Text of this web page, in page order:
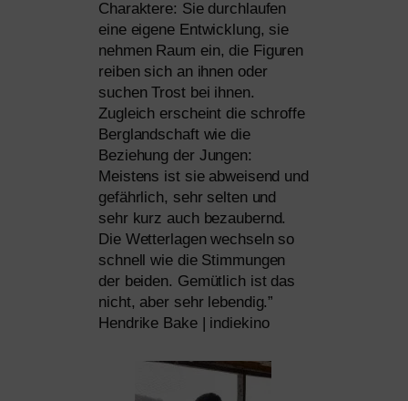
Charaktere: Sie durch­lau­fen
eine eige­ne Entwicklung, sie
neh­men Raum ein, die Figuren
rei­ben sich an ihnen oder
suchen Trost bei ihnen.
Zugleich erscheint die schrof­fe
Berglandschaft wie die
Beziehung der Jungen:
Meistens ist sie abwei­send und
gefähr­lich, sehr sel­ten und
sehr kurz auch bezau­bernd.
Die Wetterlagen wech­seln so
schnell wie die Stimmungen
der bei­den. Gemütlich ist das
nicht, aber sehr leben­dig.”
Hendrike Bake | indiekino